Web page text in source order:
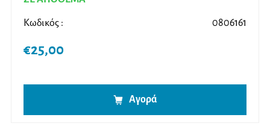
Κωδικός : 0806161
€25,00
Αγορά